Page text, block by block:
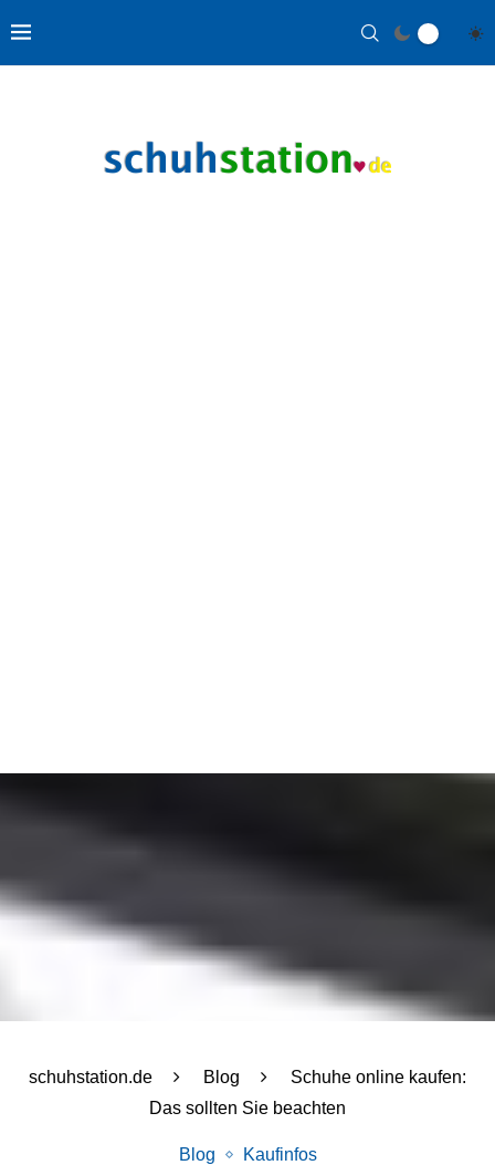
schuhstation.de Blog
Schuhe online kaufen:
Das sollten Sie beachten
Blog Kaufinfos